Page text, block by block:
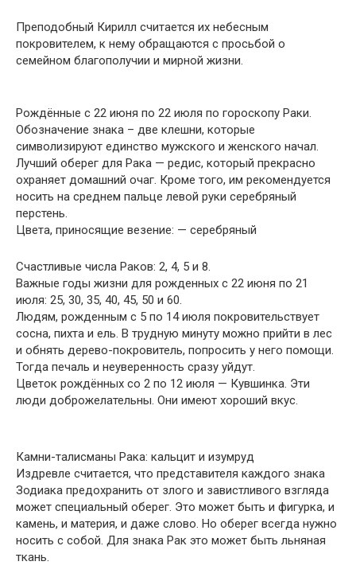
Преподобный Кирилл считается их небесным
покровителем, к нему обращаются с просьбой о
семейном благополучии и мирной жизни.
Рождённые с 22 июня по 22 июля по гороскопу Раки.
Обозначение знака – две клешни, которые
символизируют единство мужского и женского начал.
Лучший оберег для Рака — редис, который прекрасно
охраняет домашний очаг. Кроме того, им рекомендуется
носить на среднем пальце левой руки серебряный
перстень.
Цвета, приносящие везение: — серебряный
Счастливые числа Раков: 2, 4, 5 и 8.
Важные годы жизни для рожденных с 22 июня по 21
июля: 25, 30, 35, 40, 45, 50 и 60.
Людям, рожденным с 5 по 14 июля покровительствует
сосна, пихта и ель. В трудную минуту можно прийти в лес
и обнять дерево-покровитель, попросить у него помощи.
Тогда печаль и неуверенность сразу уйдут.
Цветок рождённых со 2 по 12 июля — Кувшинка. Эти
люди доброжелательны. Они имеют хороший вкус.
Камни-талисманы Рака: кальцит и изумруд
Издревле считается, что представителя каждого знака
Зодиака предохранить от злого и завистливого взгляда
может специальный оберег. Это может быть и фигурка, и
камень, и материя, и даже слово. Но оберег всегда нужно
носить с собой. Для знака Рак это может быть льняная
ткань.